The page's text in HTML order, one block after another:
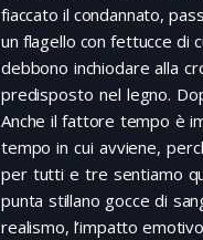
fiaccato il condannato,
un flagello con fettucce di
debbono inchiodare alla
predisposto nel legno.
Anche il fattore tempo è
tempo in cui avviene,
per tutti e tre sentiamo
punta stillano gocce di
realismo, l’impatto